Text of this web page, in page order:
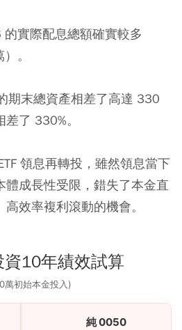
實際配息總額確實較多
。
期末總資產相差了高達 330
了 330%。
領息再轉投，雖然領息當下
體成長性受限，錯失了本金直
效率複利滾動的機會。
10年績效試算
萬初始本金投入)
純 0050